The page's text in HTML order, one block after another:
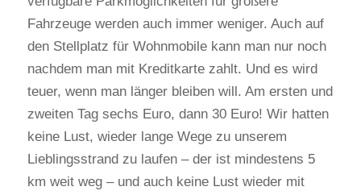
Fahrzeuge werden auch immer weniger. Auch auf
den Stellplatz für Wohnmobile kann man nur noch
nachdem man mit Kreditkarte zahlt. Und es wird
teuer, wenn man länger bleiben will. Am ersten und
zweiten Tag sechs Euro, dann 30 Euro! Wir hatten
keine Lust, wieder lange Wege zu unserem
Lieblingsstrand zu laufen – der ist mindestens 5
km weit weg – und auch keine Lust wieder mit